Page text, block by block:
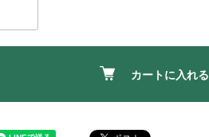
カートに入れる